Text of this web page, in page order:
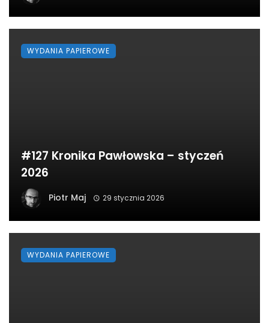
#127 Kronika Pawłowska – styczeń
2026
Piotr Maj 29 stycznia 2026
WYDANIA PAPIEROWE
WYDANIA PAPIEROWE